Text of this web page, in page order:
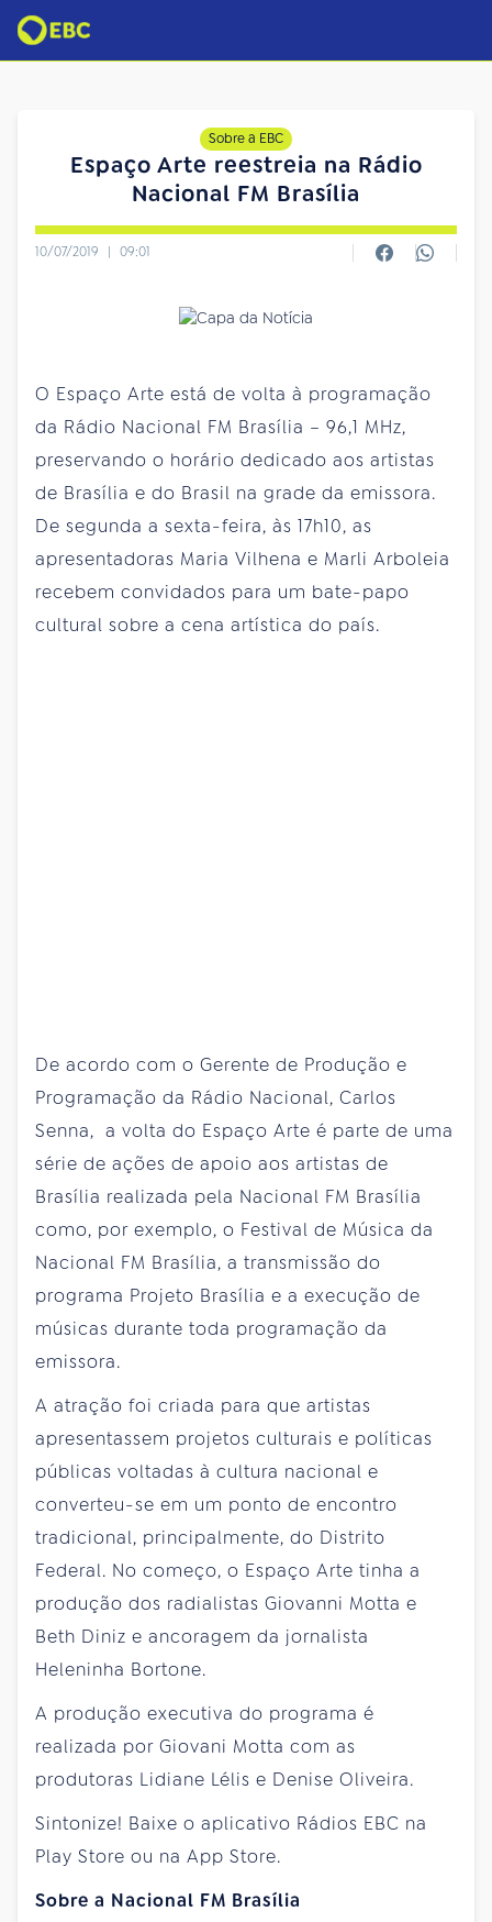
Sobre a EBC
Espaço Arte reestreia na Rádio
Nacional FM Brasília
10/07/2019 | 09:01
O Espaço Arte está de volta à programação
da Rádio Nacional FM Brasília – 96,1 MHz,
preservando o horário dedicado aos artistas
de Brasília e do Brasil na grade da emissora.
De segunda a sexta-feira, às 17h10, as
apresentadoras Maria Vilhena e Marli Arboleia
recebem convidados para um bate-papo
cultural sobre a cena artística do país.
De acordo com o Gerente de Produção e
Programação da Rádio Nacional, Carlos
Senna, a volta do Espaço Arte é parte de uma
série de ações de apoio aos artistas de
Brasília realizada pela Nacional FM Brasília
como, por exemplo, o Festival de Música da
Nacional FM Brasília, a transmissão do
programa Projeto Brasília e a execução de
músicas durante toda programação da
emissora.
A atração foi criada para que artistas
apresentassem projetos culturais e políticas
públicas voltadas à cultura nacional e
converteu-se em um ponto de encontro
tradicional, principalmente, do Distrito
Federal. No começo, o Espaço Arte tinha a
produção dos radialistas Giovanni Motta e
Beth Diniz e ancoragem da jornalista
Heleninha Bortone.
A produção executiva do programa é
realizada por Giovani Motta com as
produtoras Lidiane Lélis e Denise Oliveira.
Sintonize! Baixe o aplicativo Rádios EBC na
Play Store ou na App Store.
Sobre a Nacional FM Brasília